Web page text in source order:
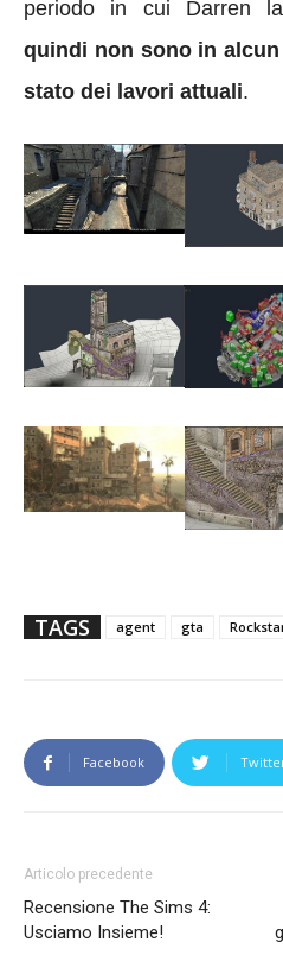
periodo in cui Darren
quindi non sono in
stato dei lavori attuali.
TAGS agent gta
Facebook
Articolo precedente
Recensione The Sims 4:
Usciamo Insieme!